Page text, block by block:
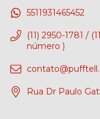
5511931465452
(11) 2950-1781 /
número )
Rua Dr Paulo